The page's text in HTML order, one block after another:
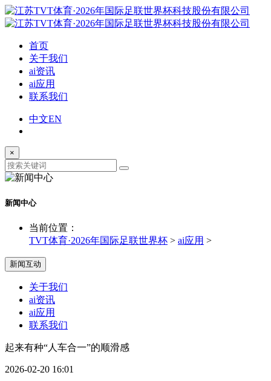
首页
关于我们
ai资讯
ai应用
联系我们
中文EN
×
新闻中心
当前位置：
TVT体育·2026年国际足联世界杯 > ai应用 >
新闻互动
关于我们
ai资讯
ai应用
联系我们
起来有种“人车合一”的顺滑感
2026-02-20 16:01